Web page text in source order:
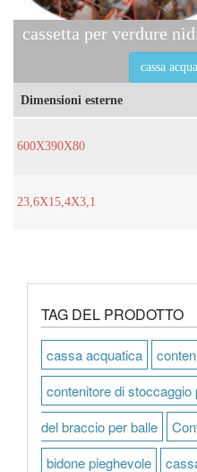
cassa
Dimensioni esterne
600X390X80
23,6X15,4X3,1
TAG DEL PRODOTTO
cassa acquatica
contenitore di stoccaggio
del braccio per balle
bidone pieghevole